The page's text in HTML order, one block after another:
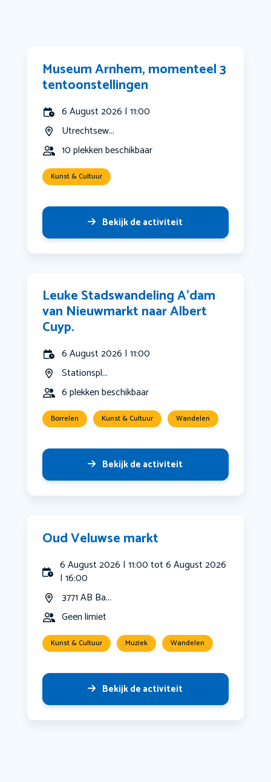
Museum Arnhem, momenteel 3
tentoonstellingen
6 August 2026 | 11:00
Utrechtsew...
10 plekken beschikbaar
Kunst & Cultuur
Bekijk de activiteit
Leuke Stadswandeling A’dam
van Nieuwmarkt naar Albert
Cuyp.
6 August 2026 | 11:00
Stationspl...
6 plekken beschikbaar
Borrelen Kunst & Cultuur Wandelen
Bekijk de activiteit
Oud Veluwse markt
6 August 2026 | 11:00 tot 6 August 2026
| 16:00
3771 AB Ba...
Geen limiet
Kunst & Cultuur Muziek Wandelen
Bekijk de activiteit